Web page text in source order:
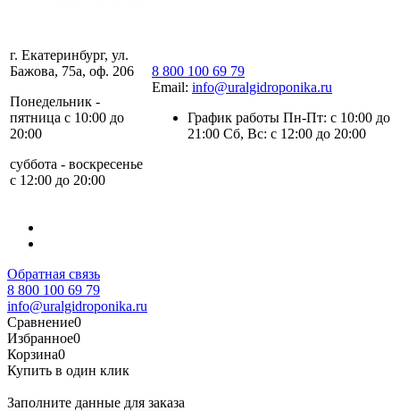
г. Екатеринбург, ул.
Бажова, 75а, оф. 206
Понедельник -
пятница с 10:00 до
20:00
суббота - воскресенье
с 12:00 до 20:00
8 800 100 69 79
Email: info@uralgidroponika.ru
График работы Пн-Пт: с 10:00 до
21:00 Сб, Вс: с 12:00 до 20:00
Обратная связь
8 800 100 69 79
info@uralgidroponika.ru
Сравнение0
Избранное0
Корзина0
Купить в один клик
Заполните данные для заказа